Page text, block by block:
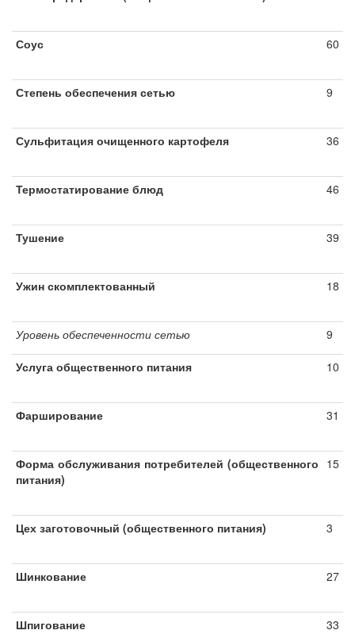
Соус 60
Степень обеспечения сетью 9
Сульфитация очищенного картофеля 36
Термостатирование блюд 46
Тушение 39
Ужин скомплектованный 18
Уровень обеспеченности сетью 9
Услуга общественного питания 10
Фарширование 31
Форма обслуживания потребителей (общественного
питания)
15
Цех заготовочный (общественного питания) 3
Шинкование 27
Шпигование 33